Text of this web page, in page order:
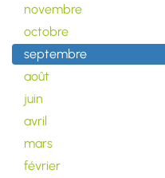
novembre
octobre
septembre
août
juin
avril
mars
février